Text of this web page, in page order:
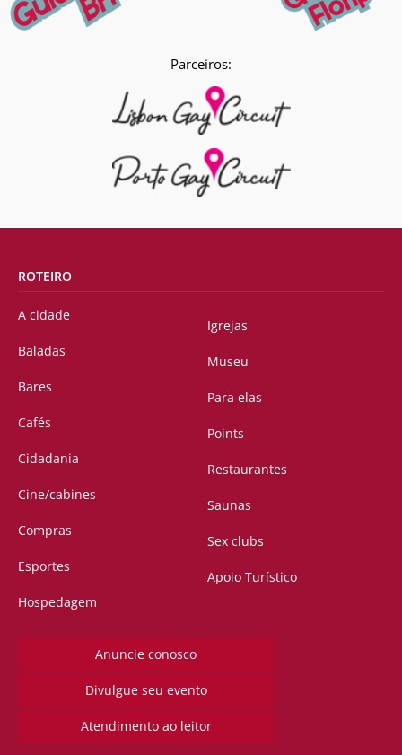
Parceiros:
ROTEIRO
A cidade
Baladas
Bares
Cafés
Cidadania
Cine/cabines
Compras
Esportes
Hospedagem
Igrejas
Museu
Para elas
Points
Restaurantes
Saunas
Sex clubs
Apoio Turístico
Anuncie conosco
Divulgue seu evento
Atendimento ao leitor